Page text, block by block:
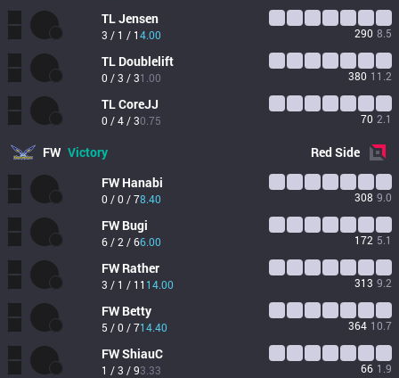
TLJensen
3 / 1 / 14.00 290 8.5
TL Doublelift
0 / 3 / 31.00 380 11.2
TLCoreJJ
0 / 4 / 30.75 70 2.1
FW Victory RedSide
FW Hanabi
0 / 0 / 78.40 308 9.0
FW Bugi
6 / 2 / 66.00 172 5.1
FW Rather
3 / 1 / 11 14.00 313 9.2
FW Betty
5 / 0 / 714.40 364 10.7
FWShiauC
1 / 3 / 93.33 66 1.9